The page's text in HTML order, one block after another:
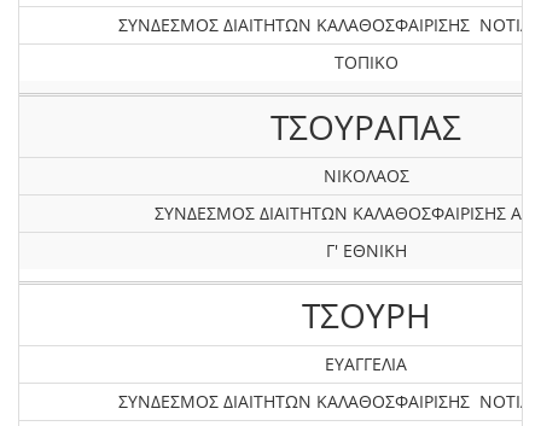
ΣΥΝΔΕΣΜΟΣ ΔΙΑΙΤΗΤΩΝ ΚΑΛΑΘΟΣΦΑΙΡΙΣΗΣ
ΤΟΠΙΚΟ
ΤΣΟΥΡΑΠΑΣ
ΝΙΚΟΛΑΟΣ
ΣΥΝΔΕΣΜΟΣ ΔΙΑΙΤΗΤΩΝ ΚΑΛΑΘΟΣΦΑΙΡΙΣΗΣ
Γ' ΕΘΝΙΚΗ
ΤΣΟΥΡΗ
ΕΥΑΓΓΕΛΙΑ
ΣΥΝΔΕΣΜΟΣ ΔΙΑΙΤΗΤΩΝ ΚΑΛΑΘΟΣΦΑΙΡΙΣΗΣ